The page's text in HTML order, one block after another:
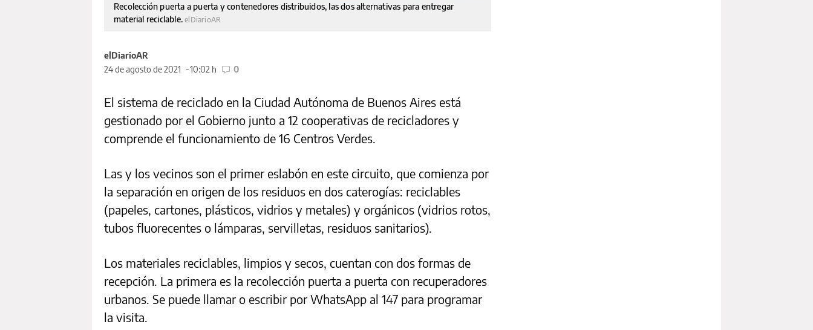
Recolección puerta a puerta y contenedores distribuidos, las dos alternativas para entregar
material reciclable.elDiarioAR
elDiarioAR
24 de agosto de 2021
10:02 h 0
El sistema de reciclado en la Ciudad Autónoma de Buenos Aires está
gestionado por el Gobierno junto a 12 cooperativas de recicladores y
comprende el funcionamiento de 16 Centros Verdes.
Las y los vecinos son el primer eslabón en este circuito, que comienza por
la separación en origen de los residuos en dos caterogías: reciclables
(papeles, cartones, plásticos, vidrios y metales) y orgánicos (vidrios rotos,
tubos fluorecentes o lámparas, servilletas, residuos sanitarios).
Los materiales reciclables, limpios y secos, cuentan con dos formas de
recepción. La primera es la recolección puerta a puerta con recuperadores
urbanos. Se puede llamar o escribir por WhatsApp al 147 para programar
la visita.